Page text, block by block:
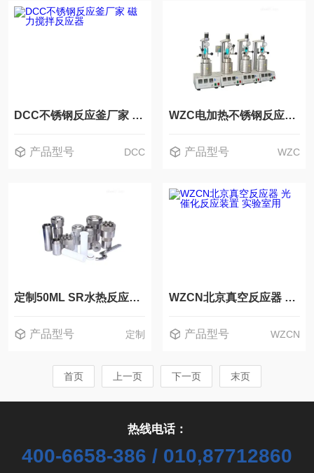
DCC不锈钢反应釜厂家 磁力搅拌反应器
产品型号 DCC
WZC电加热不锈钢反应釜 实验室反应器 北京直销
产品型号 WZC
定制50ML SR水热反应釜 合成 小型反应器
产品型号 定制
WZCN北京真空反应器 光催化反应装置 实验室用
产品型号 WZCN
首页 上一页 下一页 末页
热线电话：
400-6658-386 / 010,87712860